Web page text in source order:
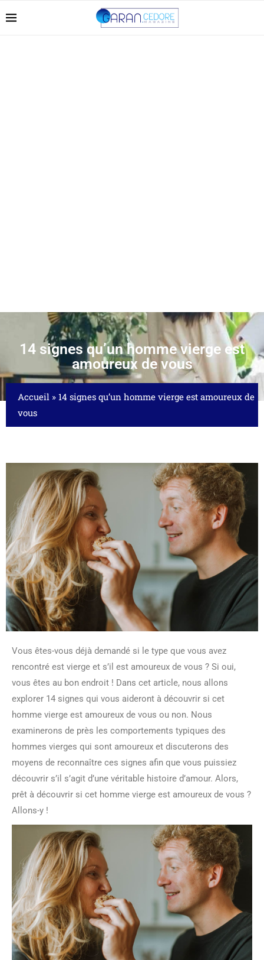
14 signes qu’un homme vierge est
amoureux de vous
Accueil » 14 signes qu’un homme vierge est amoureux de
vous
Vous êtes-vous déjà demandé si le type que vous avez
rencontré est vierge et s’il est amoureux de vous ? Si oui,
vous êtes au bon endroit ! Dans cet article, nous allons
explorer 14 signes qui vous aideront à découvrir si cet
homme vierge est amoureux de vous ou non. Nous
examinerons de près les comportements typiques des
hommes vierges qui sont amoureux et discuterons des
moyens de reconnaître ces signes afin que vous puissiez
découvrir s’il s’agit d’une véritable histoire d’amour. Alors,
prêt à découvrir si cet homme vierge est amoureux de vous ?
Allons-y !